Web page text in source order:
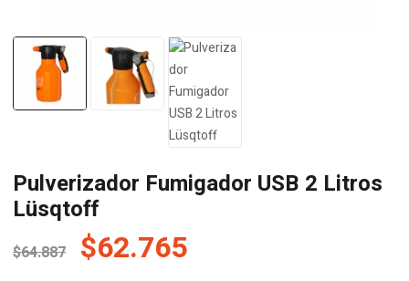
Pulverizador Fumigador USB 2 Litros
Lüsqtoff
$64.887 El
$62.765El